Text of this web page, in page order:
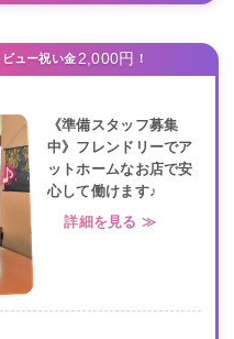
ュー祝い金 2,000円 ！
《準備スタッフ募集
中》フレンドリーでア
ットホームなお店で安
心して働けます♪
詳細を見る ≫